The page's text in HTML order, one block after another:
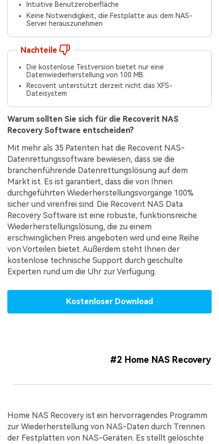
Intuitive Benutzeroberfläche
Keine Notwendigkeit, die Festplatte aus dem NAS-
Server herauszunehmen
Nachteile
Die kostenlose Testversion bietet nur eine
Datenwiederherstellung von 100 MB.
Recoverit unterstützt derzeit nicht das XFS-
Dateisystem
Warum sollten Sie sich für die Recoverit NAS
Recovery Software entscheiden?
Mit mehr als 35 Patenten hat die Recoverit NAS-
Datenrettungssoftware bewiesen, dass sie die
branchenführende Datenrettungslösung auf dem
Markt ist. Es ist garantiert, dass die von Ihnen
durchgeführten Wiederherstellungsvorgänge 100%
sicher und virenfrei sind. Die Recoverit NAS Data
Recovery Software ist eine robuste, funktionsreiche
Wiederherstellungslösung, die zu einem
erschwinglichen Preis angeboten wird und eine Reihe
von Vorteilen bietet. Außerdem steht Ihnen der
kostenlose technische Support durch geschulte
Experten rund um die Uhr zur Verfügung.
Kostenloser Download
#2 Home NAS Recovery
Home NAS Recovery ist ein hervorragendes Programm
zur Wiederherstellung von NAS-Daten durch Trennen
der Festplatten von NAS-Geräten. Es stellt gelöschte